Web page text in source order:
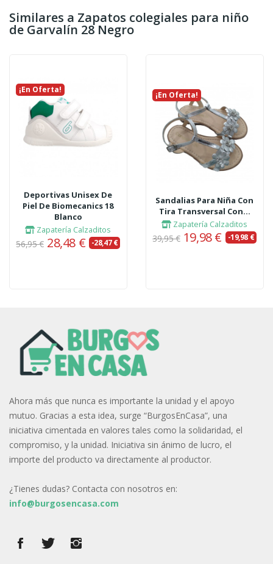
Similares a Zapatos colegiales para niño
de Garvalín 28 Negro
¡En Oferta!
Deportivas Unisex De
Piel De Biomecanics 18
Blanco
Zapatería Calzaditos
56,95 € 28,48 € -28,47 €
¡En Oferta!
Sandalias Para Niña Con
Tira Transversal Con...
Zapatería Calzaditos
39,95 € 19,98 € -19,98 €
Ahora más que nunca es importante la unidad y el apoyo
mutuo. Gracias a esta idea, surge “BurgosEnCasa”, una
iniciativa cimentada en valores tales como la solidaridad, el
compromiso, y la unidad. Iniciativa sin ánimo de lucro, el
importe del producto va directamente al productor.
¿Tienes dudas? Contacta con nosotros en:
info@burgosencasa.com